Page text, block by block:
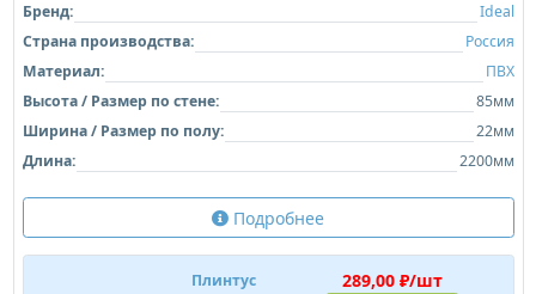
Бренд:
Ideal
Страна производства:
Россия
Материал:
ПВХ
Высота / Размер по стене:
85мм
Ширина / Размер по полу:
22мм
Длина:
2200мм
Подробнее
Плинтус
289,00 ₽/шт